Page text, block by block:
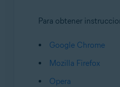
Para obtener
Google Chrome
Mozilla Firefox
Opera